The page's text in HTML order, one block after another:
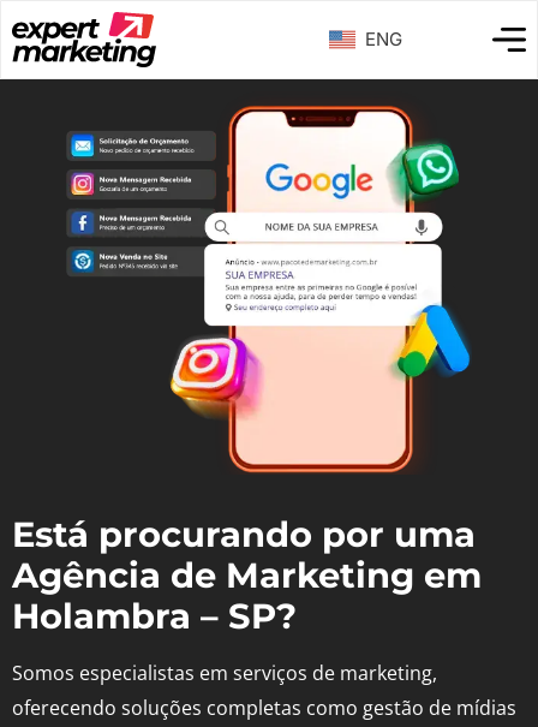
ENG
Está procurando por uma
Agência de Marketing em
Holambra – SP?
Somos especialistas em serviços de marketing,
oferecendo soluções completas como gestão de mídias